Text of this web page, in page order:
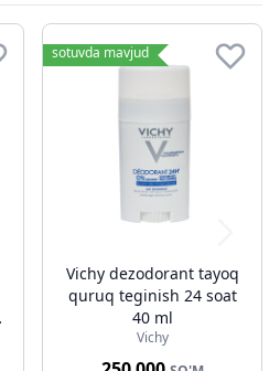
sotuvda mavjud
Vichy dezodorant tayoq
quruq teginish 24 soat
40 ml
Vichy